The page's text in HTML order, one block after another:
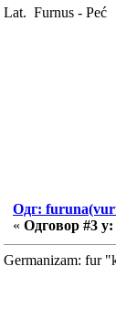
Lat. Furnus - Peć
Одг:
« Одговор #3 у:
Germanizam: fur